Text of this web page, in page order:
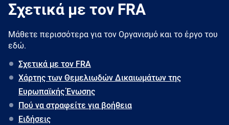
Σχετικά με τον FRA
Μάθετε περισσότερα για τον Oργανισμό και το έργο του
εδώ.
Σχετικά με τον FRA
Χάρτης των Θεμελιωδών Δικαιωμάτων της
Ευρωπαϊκής Ένωσης
Πού να στραφείτε για βοήθεια
Ειδήσεις